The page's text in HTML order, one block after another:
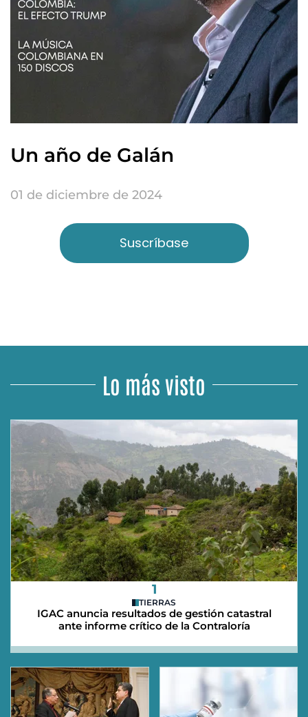
Un año de Galán
01 de diciembre de 2024
Suscríbase
Lo más visto
1
TIERRAS
IGAC anuncia resultados de gestión catastral
ante informe crítico de la Contraloría